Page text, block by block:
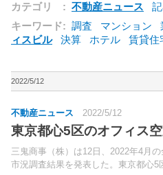
カテゴリ : 不動産ニュース
キーワード: 調査 マンション
ィスビル
決算 ホテル 賃貸住
2022/5/12
不動産ニュース 2022/5/12
東京都心5区のオフィス
三鬼商事（株）は12日、2022年4月
市況調査結果を発表した。東京都心5